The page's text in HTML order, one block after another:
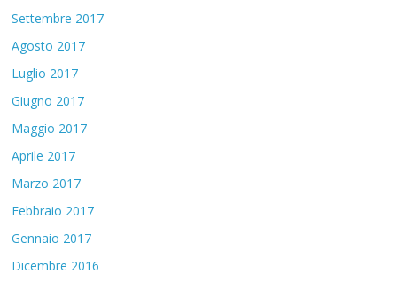
Settembre 2017
Agosto 2017
Luglio 2017
Giugno 2017
Maggio 2017
Aprile 2017
Marzo 2017
Febbraio 2017
Gennaio 2017
Dicembre 2016